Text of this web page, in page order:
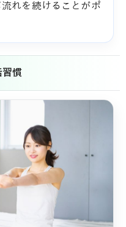
れを続けることがポ
習慣